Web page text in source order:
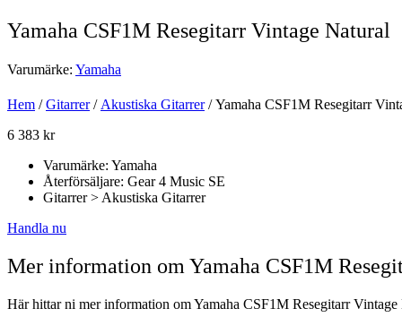
Yamaha CSF1M Resegitarr Vintage Natural
Varumärke: Yamaha
Hem /Gitarrer/Akustiska Gitarrer/ Yamaha CSF1M Resegitarr
6 383 kr
Varumärke: Yamaha
Återförsäljare: Gear 4 Music SE
Gitarrer > Akustiska Gitarrer
Handla nu
Mer information om Yamaha CSF1M
Här hittar ni mer information om Yamaha CSF1M Resegitarr